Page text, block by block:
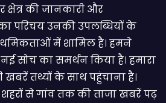
की जानकारी और
का परिचय उनकी उपलब्धियों के
में शामिल है। हमने
सोच का समर्थन किया है। हमारा
तथ्यों के साथ पहुंचाना है।
से गांव तक की ताजा खबरें पढ़